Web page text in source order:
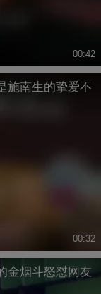
00:42
施南生的挚爱不
00:32
金烟斗怒怼网友